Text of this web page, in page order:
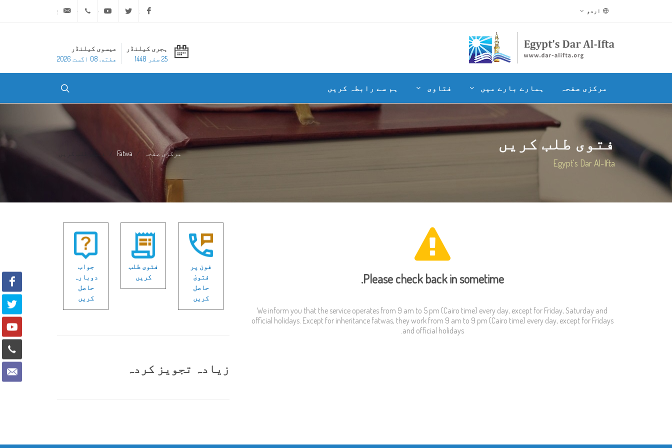
اردو Facebook
Twitter
Youtube
ہجری کیلنڈر
25 صفر 1448
عیسوی کیلنڈر
هفته, 08 اگست 2026
مرکزی صفحہ ہمارے بارے میں فتاوی ہم سے رابطہ کریں
فتوی طلب کریں
Egypt's Dar Al-Ifta
مرکزی صفحہ Fatwa فتوی طلب کریں
Please check back in sometime.
We inform you that the service operates from 9 am to 5 pm (Cairo time) every day, except for Friday, Saturday and
official holidays. Except for inheritance fatwas, they work from 9 am to 9 pm (Cairo time) every day, except for Fridays
and official holidays.
فون پر
فتویٰ
حاصل
کریں
فتوی طلب
کریں
جواب
دوبارہ
حاصل
کریں
زیادہ تجویز کردہ